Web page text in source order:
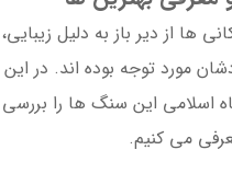
ها از دیر باز به دلیل
مورد توجه بوده اند. در این
اسلامی این سنگ ها را بررسی
می کنیم.